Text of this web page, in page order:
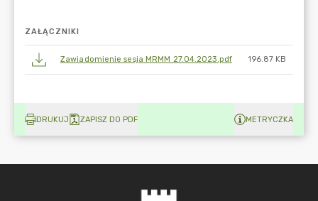
ZAŁĄCZNIKI
Zawiadomienie sesja MRMM 27.04.2023.pdf 196.87 KB
DRUKUJ ZAPISZ DO PDF METRYCZKA